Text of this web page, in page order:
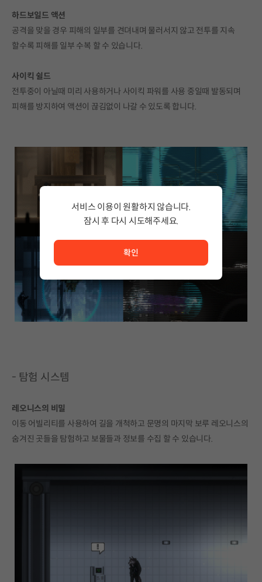
하드보일드 액션
공격을 맞을 경우 피해의 일부를 견뎌내며 물러서지 않고 전투를 지속
할수록 피해를 일부 수복 할 수 있습니다.
사이킥 쉴드
전투중이 아닐때 미리 사용하거나 사이킥 파워를 사용 중일때 발동되며
피해를 방지하여 액션이 끊김없이 나갈 수 있도록 합니다.
- 탐험 시스템
레오니스의 비밀
이동 어빌리티를 사용하여 길을 개척하고 문명의 마지막 보루 레오니스의
숨겨진 곳들을 탐험하고 보물들과 정보를 수집 할 수 있습니다.
서비스 이용이 원활하지 않습니다.
잠시 후 다시 시도해주세요.
서비스 이용이 원활하지 않습니다. <br/> 잠시 후 다시 시도
확인